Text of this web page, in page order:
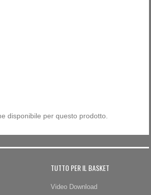
disponibile per questo prodotto.
TUTTO PER IL BASKET
Video Download